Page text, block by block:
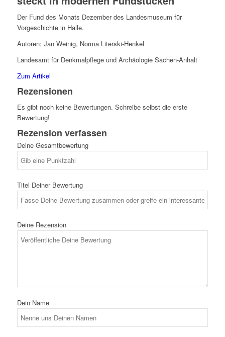
Der Fund des Monats Dezember des Landesmuseum für
Vorgeschichte in Halle.
Autoren: Jan Weinig, Norma Literski-Henkel
Landesamt für Denkmalpflege und Archäologie Sachen-Anhalt
Zum Artikel
Rezensionen
Es gibt noch keine Bewertungen. Schreibe selbst die erste
Bewertung!
Rezension verfassen
Deine Gesamtbewertung
Titel Deiner Bewertung
Deine Rezension
Dein Name